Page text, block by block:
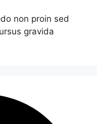
non proin sed
gravida